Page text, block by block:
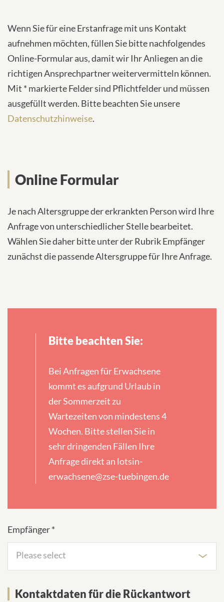
Wenn Sie für eine Erstanfrage mit uns Kontakt
aufnehmen möchten, füllen Sie bitte nachfolgendes
Online-Formular aus, damit wir Ihr Anliegen an die
richtigen Ansprechpartner weitervermitteln können.
Mit * markierte Felder sind Pflichtfelder und müssen
ausgefüllt werden. Bitte beachten Sie unsere
Datenschutzhinweise.
Online Formular
Je nach Altersgruppe der erkrankten Person wird Ihre
Anfrage von unterschiedlicher Stelle bearbeitet.
Wählen Sie daher bitte unter der Rubrik Empfänger
zunächst die passende Altersgruppe für Ihre Anfrage.
Bitte beachten Sie:
Bei Anfragen für Erwachsene
kommt es aufgrund Urlaub in
der Sommerzeit zu
Wartezeiten von mindestens 4
Wochen. Bitte stellen Sie in
sehr dringenden Fällen Ihre
Anfrage direkt an lotsin-
erwachsene@zse-tuebingen.de
Empfänger *
Please select
Kontaktdaten für die Rückantwort